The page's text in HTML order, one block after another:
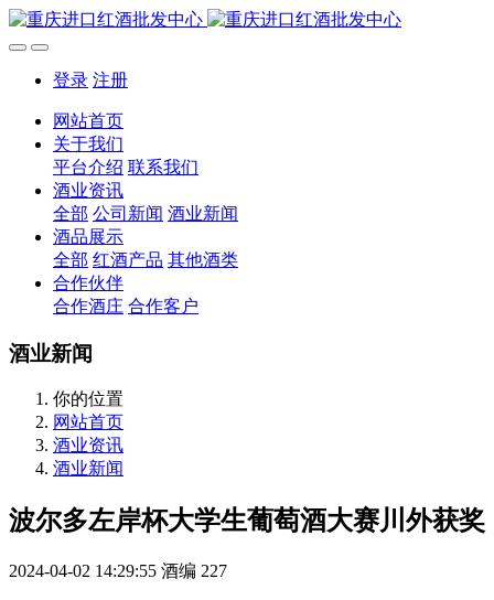
登录 注册
网站首页
关于我们
平台介绍 联系我们
酒业资讯
全部 公司新闻 酒业新闻
酒品展示
全部 红酒产品 其他酒类
合作伙伴
合作酒庄 合作客户
酒业新闻
你的位置
网站首页
酒业资讯
酒业新闻
波尔多左岸杯大学生葡萄酒大赛川外获奖
2024-04-02 14:29:55 酒编 227